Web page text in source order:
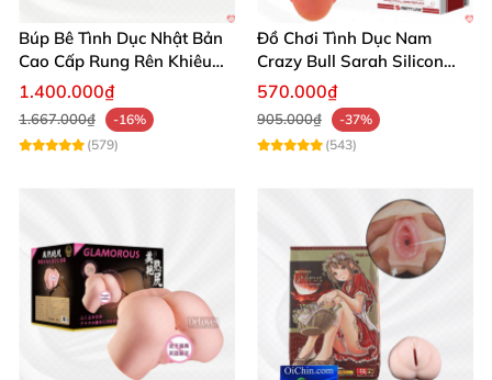
Búp Bê Tình Dục Nhật Bản
Cao Cấp Rung Rên Khiêu
Gợi 2 Lỗ
1.400.000₫
1.667.000₫
-16%
(579)
Đồ Chơi Tình Dục Nam
Crazy Bull Sarah Silicon
Cao Cấp
570.000₫
905.000₫
-37%
(543)